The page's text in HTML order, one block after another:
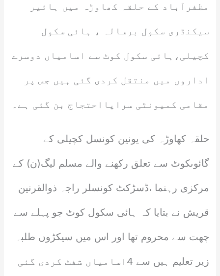
مظفرآباد کے حلقہ کھاوڑہ میں ہائیر
سیکنڈری سکول برسالہ ، ہائی سکول
کچیلی،ہائی سکول کوٹ سے اسامیاں دوسرے
اداروں میں منتقل کردی گئی ہیں جس پر
مقامی کمیونٹی سراپااحتجاج بن گئی ہے۔
حلقہ کھاوڑہ کی یونین کونسل کچیلی کے
گائوںکوٹ سے تعلق رکھنے والے مسلم لیگ(ن) کے
مرکزی رہنما ،ڈسڑکٹ کونسلر راجہ ذوالقرنین
قریش نے بتایا کہ ہائی سکول کوٹ جو پہلے سے
چھت سے محروم تھا اور اس میں سیکڑوں طلبہ
زیر تعلیم ہیں سے 4اسامیاں شفٹ کردی گئی